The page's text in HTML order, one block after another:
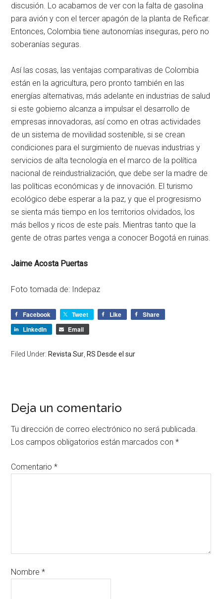
discusión. Lo acabamos de ver con la falta de gasolina
para avión y con el tercer apagón de la planta de Reficar.
Entonces, Colombia tiene autonomías inseguras, pero no
soberanías seguras.
Así las cosas, las ventajas comparativas de Colombia
están en la agricultura, pero pronto también en las
energías alternativas, más adelante en industrias de salud
si este gobierno alcanza a impulsar el desarrollo de
empresas innovadoras, así como en otras actividades
de un sistema de movilidad sostenible, si se crean
condiciones para el surgimiento de nuevas industrias y
servicios de alta tecnología en el marco de la política
nacional de reindustrialización, que debe ser la madre de
las políticas económicas y de innovación. El turismo
ecológico debe esperar a la paz, y que el progresismo
se sienta más tiempo en los territorios olvidados, los
más bellos y ricos de este país. Mientras tanto que la
gente de otras partes venga a conocer Bogotá en ruinas.
Jaime Acosta Puertas
Foto tomada de: Indepaz
Facebook Tweet Like
Share
LinkedIn
Email
Filed Under: Revista Sur RS Desde el sur
Deja un comentario
Tu dirección de correo electrónico no será publicada.
Los campos obligatorios están marcados con*
Comentario*
Nombre*